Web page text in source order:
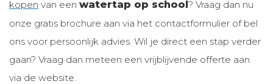
kopen van een watertap op school? Vraag dan nu
onze gratis brochure aan via het contactformulier of bel
ons voor persoonlijk advies. Wil je direct een stap verder
gaan? Vraag dan meteen een vrijblijvende offerte aan
via de website.